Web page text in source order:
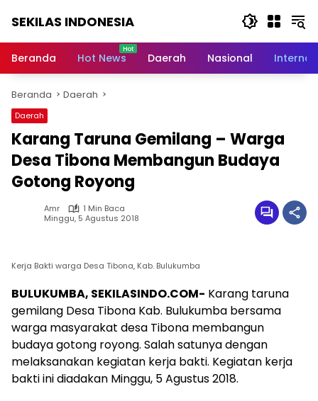
SEKILAS INDONESIA
Terkini,
Latest
World,
Headlines,
News
Today
Beranda Hot News Daerah Nasional
Beranda Daerah
Daerah
Karang Taruna Gemilang – Warga
Desa Tibona Membangun Budaya
Gotong Royong
Amr
1 Min Baca
Minggu, 5 Agustus 2018
Kerja Bakti warga Desa Tibona, Kab. Bulukumba
BULUKUMBA, SEKILASINDO.COM- Karang taruna
gemilang Desa Tibona Kab. Bulukumba bersama
warga masyarakat desa Tibona membangun
budaya gotong royong. Salah satunya dengan
melaksanakan kegiatan kerja bakti. Kegiatan kerja
bakti ini diadakan Minggu, 5 Agustus 2018.